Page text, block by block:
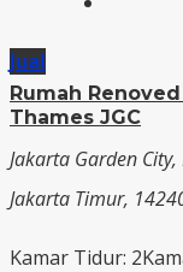
Jual
Rumah
Thames JGC
Jakarta Garden
Jakarta Timur,
Kamar Tidur: 2